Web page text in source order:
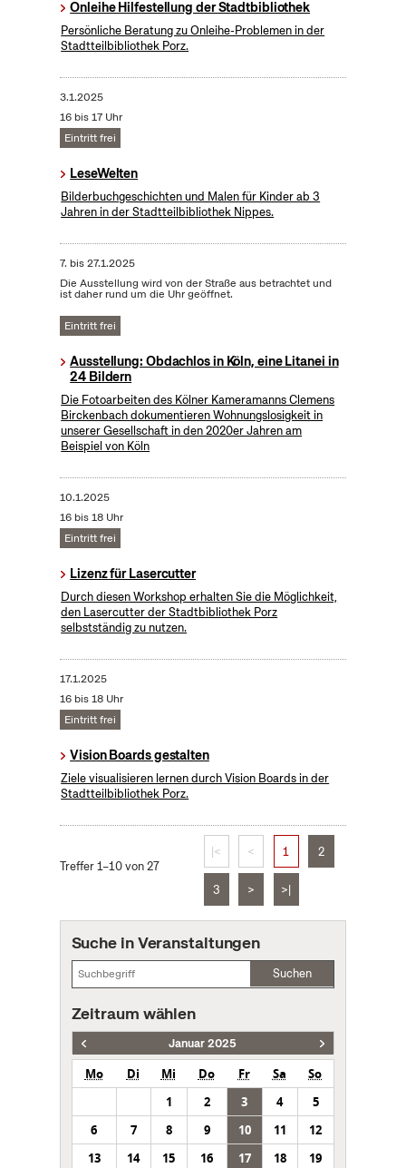
Onleihe Hilfestellung der Stadtbibliothek
Persönliche Beratung zu Onleihe-Problemen in der
Stadtteilbibliothek Porz.
3.1.2025
16 bis 17 Uhr
Eintritt frei
LeseWelten
Bilderbuchgeschichten und Malen für Kinder ab 3
Jahren in der Stadtteilbibliothek Nippes.
7. bis27.1.2025
Die Ausstellung wird von der Straße aus betrachtet und
ist daher rund um die Uhr geöffnet.
Eintritt frei
Ausstellung: Obdachlos in Köln, eine Litanei in
24 Bildern
Die Fotoarbeiten des Kölner Kameramanns Clemens
Birckenbach dokumentieren Wohnungslosigkeit in
unserer Gesellschaft in den 2020er Jahren am
Beispiel von Köln
10.1.2025
16 bis 18 Uhr
Eintritt frei
Lizenz für Lasercutter
Durch diesen Workshop erhalten Sie die Möglichkeit,
den Lasercutter der Stadtbibliothek Porz
selbstständig zu nutzen.
17.1.2025
16 bis 18 Uhr
Eintritt frei
Vision Boards gestalten
Ziele visualisieren lernen durch Vision Boards in der
Stadtteilbibliothek Porz.
Treffer 1–10 von 27
|< < 1 2
3 > >|
Suche in Veranstaltungen
Suchen
Zeitraum wählen
Januar 2025
Mo Di Mi Do Fr Sa
So
1
2 3 4
5
6
7 8 9 10 11
12
13
14 15 16 17 18
19